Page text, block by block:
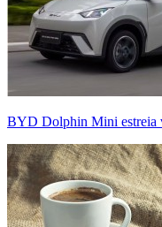
BYD Dolphin Mini estreia